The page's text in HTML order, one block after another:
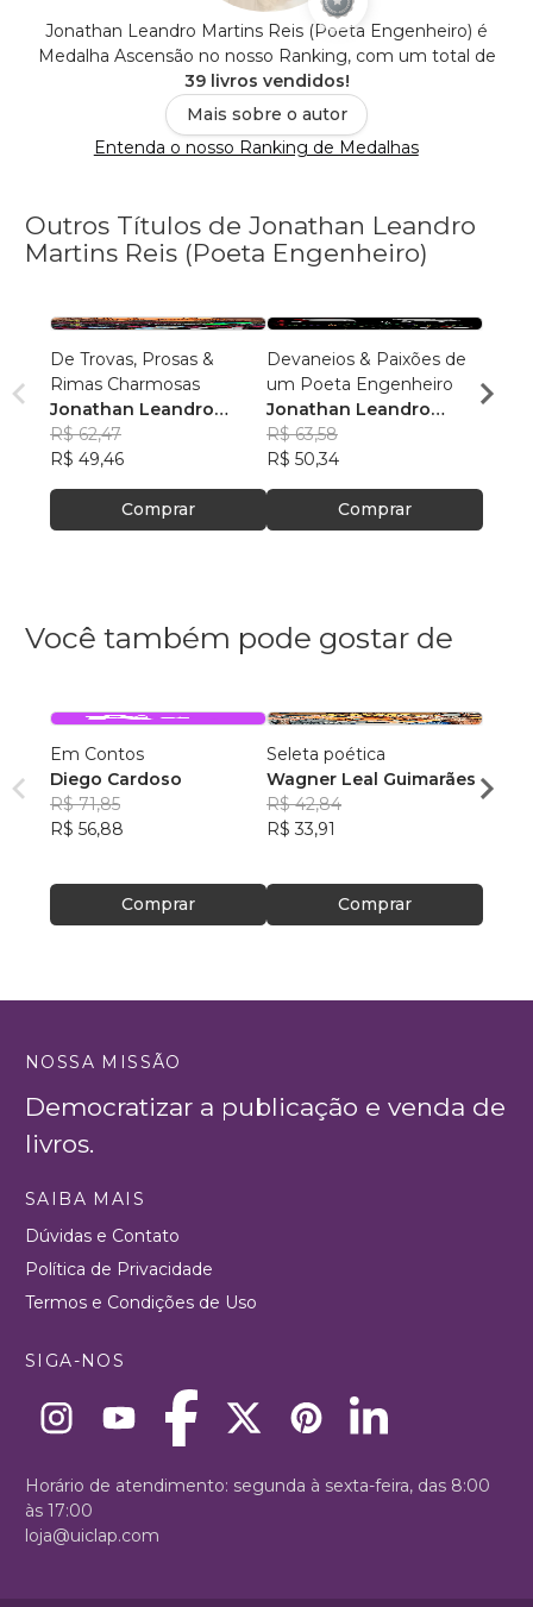
Jonathan Leandro Martins Reis (Poeta Engenheiro) é
Medalha Ascensão no nosso Ranking, com um total de
39 livros vendidos!
Mais sobre o autor
Entenda o nosso Ranking de Medalhas
Outros Títulos de Jonathan Leandro
Martins Reis (Poeta Engenheiro)
De Trovas, Prosas &
Rimas Charmosas
Jonathan Leandro
Martins Reis
R$ 62,47
R$ 49,46
Comprar
Devaneios & Paixões de
um Poeta Engenheiro
Jonathan Leandro
Martins Reis
R$ 63,58
R$ 50,34
Comprar
R$
Você também pode gostar de
Em Contos
Diego Cardoso
R$ 71,85
R$ 56,88
Comprar
Seleta poética
Wagner Leal Guimarães
R$ 42,84
R$ 33,91
Comprar
ainda
Carla
NOSSA MISSÃO
Democratizar a publicação e venda de
livros.
SAIBA MAIS
Dúvidas e Contato
Política de Privacidade
Termos e Condições de Uso
SIGA-NOS
Horário de atendimento: segunda à sexta-feira, das 8:00
às 17:00
loja@uiclap.com